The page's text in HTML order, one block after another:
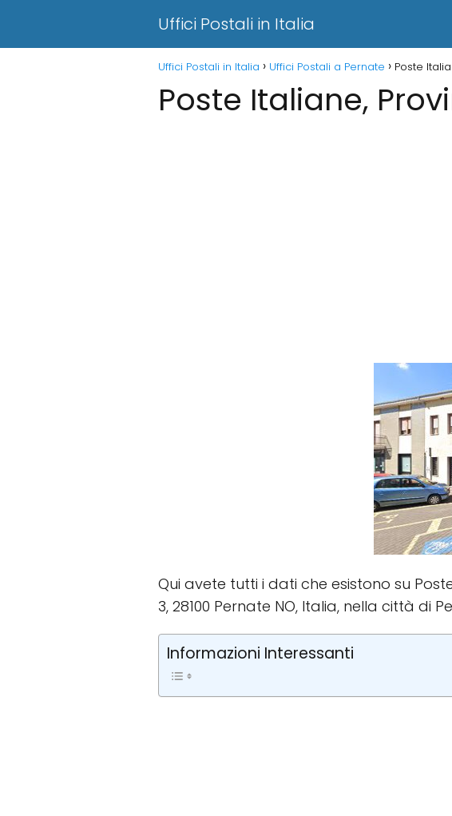
Uffici Postali in Italia
Uffici Postali in Italia Uffici Postali a Pernate Poste
Poste Italiane,
Qui avete tutti i dati che esistono su
3, 28100 Pernate NO, Italia, nella città di
Informazioni Interessanti